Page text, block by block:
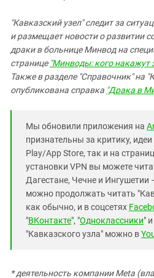
"Кавказский узел" следит за
и размещает новости о развитии
драки в больнице Минвод на
странице "Минводы: кого накажут
Также в разделе "Справочник" на
опубликована справка "Драка в
Мы обновили приложения на
признательны за критику,
Play/App Store, так и на
установки VPN вы можете
Дагестане, Чечне и Ингушетии
можно продолжать читать
как обычно, и в соцсетях
"ВКонтакте", "Одноклассники" и
"Кавказского узла" можно в
* деятельность компании Meta